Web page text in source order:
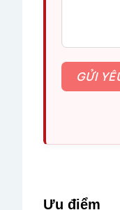
GỬI
Ưu điểm